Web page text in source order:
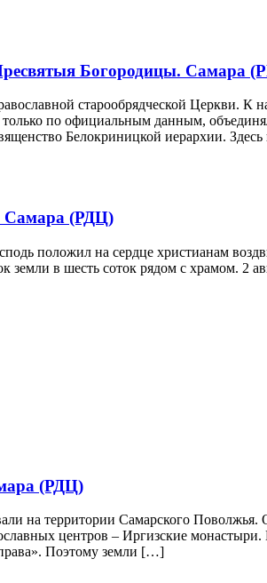
Богородицы. Самара
старообрядческой Церкви.
по официальным данным,
Белокриницкой иерархии.
Самара (РДЦ)
положил на сердце христианам
земли в шесть соток рядом с храмом.
(РДЦ)
на территории Самарского
центров – Иргизские
Поэтому земли […]